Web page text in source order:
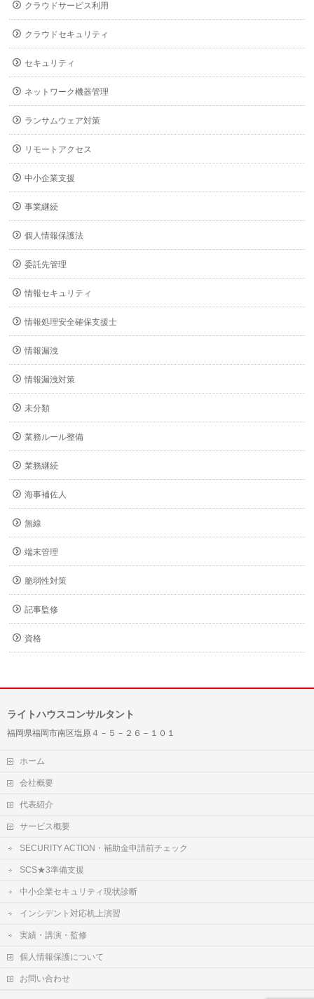
クラウドサービス利用
クラウドセキュリティ
セキュリティ
ネットワーク機器管理
ランサムウェア対策
リモートアクセス
中小企業支援
事業継続
個人情報保護法
委託先管理
情報セキュリティ
情報処理安全確保支援士
情報漏洩
情報漏洩対策
未分類
業務ルール整備
業務継続
海事補佐人
無線
端末管理
脆弱性対策
記事監修
資格
ライトハウスコンサルタント
福岡県福岡市南区塩原４－５－２６－１０１
ホーム
会社概要
代表紹介
サービス概要
SECURITY ACTION・補助金申請前チェック
SCS★3準備支援
中小企業セキュリティ現状診断
インシデント対応机上演習
実績・講演・監修
個人情報保護について
お問い合わせ